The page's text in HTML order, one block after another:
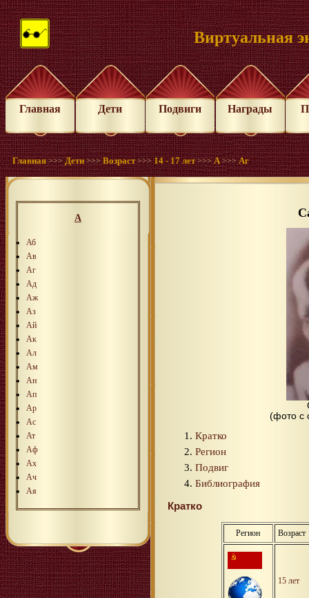
Виртуальная
Главная Дети Подвиги Награды
Главная >>>Дети >>>Возраст >>>14 - 17 лет >>>А >>>Аг
А
Аб
Ав
Аг
Ад
Аж
Аз
Ай
Ак
Ал
Ам
Ан
Ап
Ар
Ас
Ат
Аф
Ах
Ач
Ая
(фото с
Кратко
Регион
Подвиг
Библиография
Кратко
Регион Возраст
15 лет